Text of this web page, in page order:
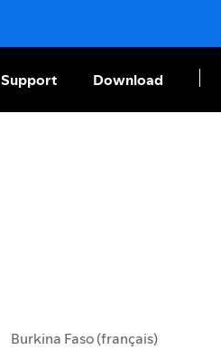
Support Download
Burkina Faso (français)